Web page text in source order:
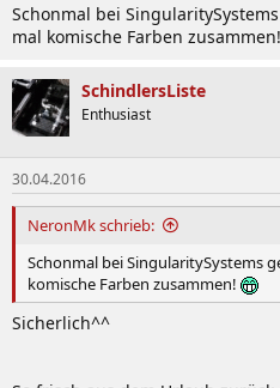
Schonmal bei
mal komische Farben zusammen!
SchindlersListe
Enthusiast
30.04.2016
NeronMk schrieb:
Schonmal bei SingularitySystems
komische Farben zusammen!
Sicherlich^^